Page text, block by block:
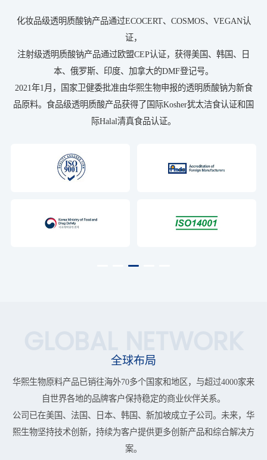
化妆品级透明质酸钠产品通过ECOCERT、COSMOS、VEGAN认
证，
注射级透明质酸钠产品通过欧盟CEP认证，获得美国、韩国、日
本、俄罗斯、印度、加拿大的DMF登记号。
2021年1月，国家卫健委批准由华熙生物申报的透明质酸钠为新食
品原料。食品级透明质酸产品获得了国际Kosher犹太洁食认证和国
际Halal清真食品认证。
GLOBAL NETWORK
全球布局
华熙生物原料产品已销往海外70多个国家和地区，与超过4000家来
自世界各地的品牌客户保持稳定的商业伙伴关系。
公司已在美国、法国、日本、韩国、新加坡成立子公司。未来，华
熙生物坚持技术创新，持续为客户提供更多创新产品和综合解决方
案。